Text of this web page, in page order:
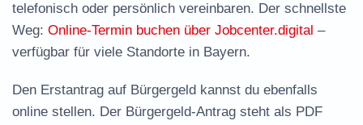
telefonisch oder persönlich vereinbaren. Der schnellste
Weg: Online-Termin buchen über Jobcenter.digital –
verfügbar für viele Standorte in Bayern.
Den Erstantrag auf Bürgergeld kannst du ebenfalls
online stellen. Der Bürgergeld-Antrag steht als PDF